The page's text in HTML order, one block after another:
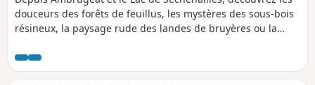
douceurs des forêts de feuillus, les mystères des sous-bois
résineux, la paysage rude des landes de bruyères ou la
famille !